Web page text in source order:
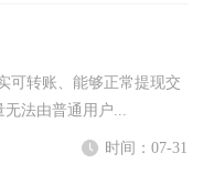
可转账、能够正常提现交
法由普通用户...
时间：07-31